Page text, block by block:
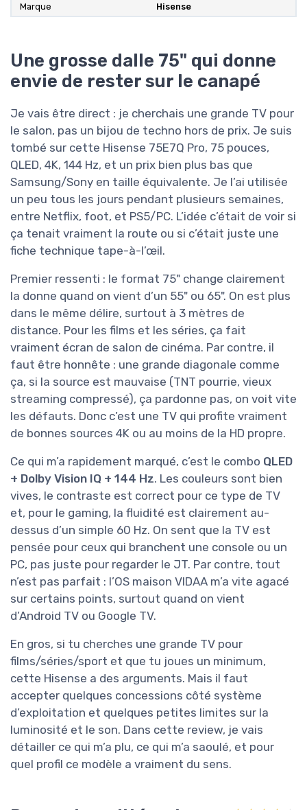
Marque Hisense
Une grosse dalle 75" qui donne
envie de rester sur le canapé
Je vais être direct : je cherchais une grande TV pour
le salon, pas un bijou de techno hors de prix. Je suis
tombé sur cette Hisense 75E7Q Pro, 75 pouces,
QLED, 4K, 144 Hz, et un prix bien plus bas que
Samsung/Sony en taille équivalente. Je l’ai utilisée
un peu tous les jours pendant plusieurs semaines,
entre Netflix, foot, et PS5/PC. L’idée c’était de voir si
ça tenait vraiment la route ou si c’était juste une
fiche technique tape-à-l’œil.
Premier ressenti : le format 75" change clairement
la donne quand on vient d’un 55" ou 65". On est plus
dans le même délire, surtout à 3 mètres de
distance. Pour les films et les séries, ça fait
vraiment écran de salon de cinéma. Par contre, il
faut être honnête : une grande diagonale comme
ça, si la source est mauvaise (TNT pourrie, vieux
streaming compressé), ça pardonne pas, on voit vite
les défauts. Donc c’est une TV qui profite vraiment
de bonnes sources 4K ou au moins de la HD propre.
Ce qui m’a rapidement marqué, c’est le combo QLED
+ Dolby Vision IQ + 144 Hz. Les couleurs sont bien
vives, le contraste est correct pour ce type de TV
et, pour le gaming, la fluidité est clairement au-
dessus d’un simple 60 Hz. On sent que la TV est
pensée pour ceux qui branchent une console ou un
PC, pas juste pour regarder le JT. Par contre, tout
n’est pas parfait : l’OS maison VIDAA m’a vite agacé
sur certains points, surtout quand on vient
d’Android TV ou Google TV.
En gros, si tu cherches une grande TV pour
films/séries/sport et que tu joues un minimum,
cette Hisense a des arguments. Mais il faut
accepter quelques concessions côté système
d’exploitation et quelques petites limites sur la
luminosité et le son. Dans cette review, je vais
détailler ce qui m’a plu, ce qui m’a saoulé, et pour
quel profil ce modèle a vraiment du sens.